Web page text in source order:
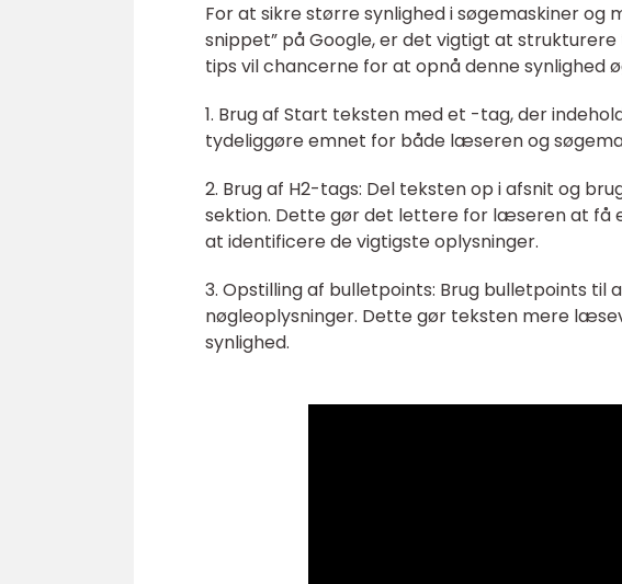
For at sikre større synlighed i søgemaskiner og
snippet” på Google, er det vigtigt at
tips vil chancerne for at opnå denne synlighed
1. Brug af Start teksten med et -tag, der
tydeliggøre emnet for både læseren og
2. Brug af H2-tags: Del teksten op i afsnit og
sektion. Dette gør det lettere for læseren at få
at identificere de vigtigste oplysninger.
3. Opstilling af bulletpoints: Brug bulletpoints
nøgleoplysninger. Dette gør teksten mere
synlighed.